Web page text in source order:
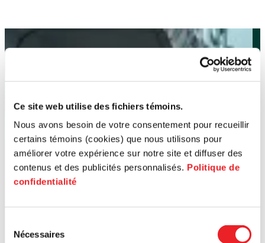
Ce site web utilise des fichiers témoins.
Nous avons besoin de votre consentement pour recueillir
certains témoins (cookies) que nous utilisons pour
améliorer votre expérience sur notre site et diffuser des
contenus et des publicités personnalisés. Politique de
confidentialité
Nécessaires